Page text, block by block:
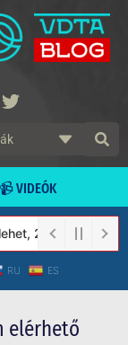
📹 VIDEÓK
2023-tól a
RU ES
elérhető